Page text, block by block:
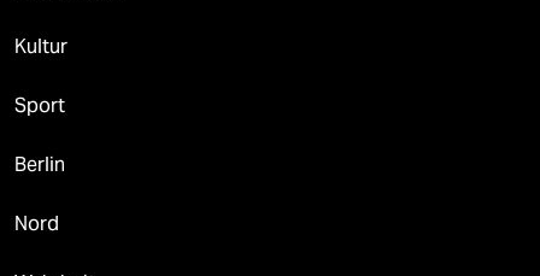
Kultur
Sport
Berlin
Nord